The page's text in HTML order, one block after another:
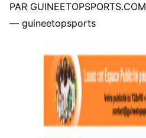
PAR GUINEETOPSPORTS.COM
— guineetopsports